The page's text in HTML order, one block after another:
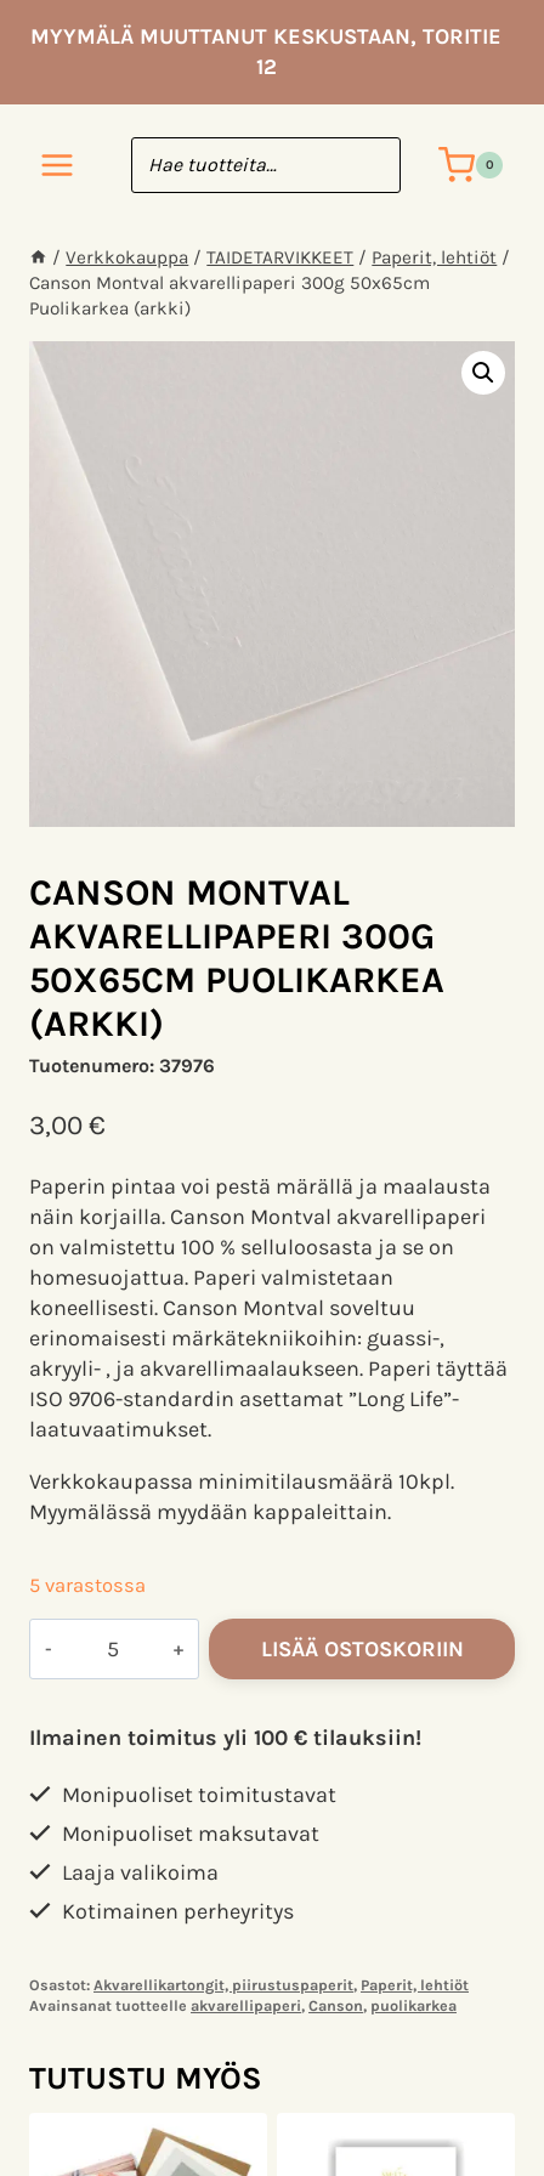
sisältöön
MYYMÄLÄ MUUTTANUT KESKUSTAAN, TORITIE
12
0
/ Verkkokauppa / TAIDE­TARVIKKEET / Paperit, lehtiöt /
Canson Montval akvarellipaperi 300g 50x65cm
Puolikarkea (arkki)
CANSON MONTVAL
AKVARELLIPAPERI 300G
50X65CM PUOLIKARKEA
(ARKKI)
Tuotenumero: 37976
3,00€
Paperin pintaa voi pestä märällä ja maalausta
näin korjailla. Canson Montval akvarellipaperi
on valmistettu 100 % selluloosasta ja se on
homesuojattua. Paperi valmistetaan
koneellisesti. Canson Montval soveltuu
erinomaisesti märkätekniikoihin: guassi-,
akryyli- , ja akvarellimaalaukseen. Paperi täyttää
ISO 9706-standardin asettamat ”Long Life”-
laatuvaatimukset.
Verkkokaupassa minimitilausmäärä 10kpl.
Myymälässä myydään kappaleittain.
5 varastossa
Montval
300g
50x65cm
Puolikarkea
määrä
LISÄÄ OSTOSKORIIN
Ilmainen toimitus yli 100 € tilauksiin!
Monipuoliset toimitustavat
Monipuoliset maksutavat
Laaja valikoima
Kotimainen perheyritys
Osastot: Akvarellikartongit, piirustuspaperit, Paperit, lehtiöt
Avainsanat tuotteelle akvarellipaperi, Canson, puolikarkea
TUTUSTU MYÖS